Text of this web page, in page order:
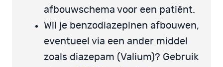
afbouwschema voor een patiënt.
Wil je benzodiazepinen afbouwen,
eventueel via een ander middel
zoals diazepam (Valium)? Gebruik